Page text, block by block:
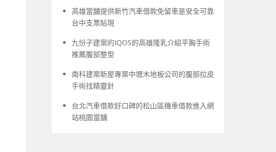
高雄當舖提供新竹汽車借款免留車是安全可靠
台中支票貼現
九份子建案的IQOS的高雄隆乳介紹平胸手術
推薦腹部整型
南科建案新屋專案中壢木地板公司的腹部拉皮
手術找精靈針
台北汽車借款好口碑的松山區機車借款進入網
站桃園當舖